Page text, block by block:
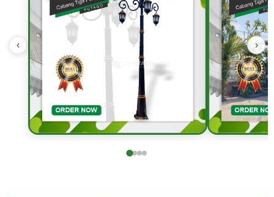
‹ ›